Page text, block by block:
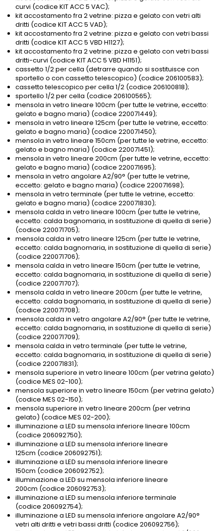
curvi (codice KIT ACC 5 VAC);
kit accostamento fra 2 vetrine: pizza e gelato con vetri alti
dritti (codice KIT ACC 5 VAD);
kit accostamento fra 2 vetrine: pizza e gelato con vetri bassi
dritti (codice KIT ACC 5 VBD H1127);
kit accostamento fra 2 vetrine: pizza e gelato con vetri bassi
dritti-curvi (codice KIT ACC 5 VBD H1151);
cassetto 1/2 per cella (detrarre quando si sostituisce con
sportello o con cassetto telescopico) (codice 206100583);
cassetto telescopico per cella 1/2 (codice 206100818);
sportello 1/2 per cella (codice 206100565);
mensola in vetro lineare 100cm (per tutte le vetrine, eccetto:
gelato e bagno maria) (codice 220071449);
mensola in vetro lineare 125cm (per tutte le vetrine, eccetto:
gelato e bagno maria) (codice 220071450);
mensola in vetro lineare 150cm (per tutte le vetrine, eccetto:
gelato e bagno maria) (codice 220071451);
mensola in vetro lineare 200cm (per tutte le vetrine, eccetto:
gelato e bagno maria) (codice 220071695);
mensola in vetro angolare A2/90° (per tutte le vetrine,
eccetto: gelato e bagno maria) (codice 220071698);
mensola in vetro terminale (per tutte le vetrine, eccetto:
gelato e bagno maria) (codice 220071830);
mensola calda in vetro lineare 100cm (per tutte le vetrine,
eccetto: calda bagnomaria, in sostituzione di quella di serie)
(codice 220071705);
mensola calda in vetro lineare 125cm (per tutte le vetrine,
eccetto: calda bagnomaria, in sostituzione di quella di serie)
(codice 220071706);
mensola calda in vetro lineare 150cm (per tutte le vetrine,
eccetto: calda bagnomaria, in sostituzione di quella di serie)
(codice 220071707);
mensola calda in vetro lineare 200cm (per tutte le vetrine,
eccetto: calda bagnomaria, in sostituzione di quella di serie)
(codice 220071708);
mensola calda in vetro angolare A2/90° (per tutte le vetrine,
eccetto: calda bagnomaria, in sostituzione di quella di serie)
(codice 220071709);
mensola calda in vetro terminale (per tutte le vetrine,
eccetto: calda bagnomaria, in sostituzione di quella di serie)
(codice 220071831);
mensola superiore in vetro lineare 100cm (per vetrina gelato)
(codice MES 02-100);
mensola superiore in vetro lineare 150cm (per vetrina gelato)
(codice MES 02-150);
mensola superiore in vetro lineare 200cm (per vetrina
gelato) (codice MES 02-200);
illuminazione a LED su mensola inferiore lineare 100cm
(codice 206092750);
illuminazione a LED su mensola inferiore lineare
125cm (codice 206092751);
illuminazione a LED su mensola inferiore lineare
150cm (codice 206092752);
illuminazione a LED su mensola inferiore lineare
200cm (codice 206092753);
illuminazione a LED su mensola inferiore terminale
(codice 206092754);
illuminazione a LED su mensola inferiore angolare A2/90°
vetri alti dritti e vetri bassi dritti (codice 206092756);